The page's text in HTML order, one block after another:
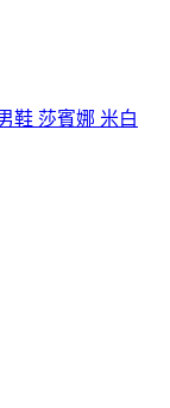
鞋 莎賓娜 米白